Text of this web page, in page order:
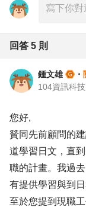
回答 5 則
鍾文雄 ・
104資訊科
您好,
贊同先前顧問的
道學習日文，直
職的計畫。我過
有提供學習與到
至於您提到現職